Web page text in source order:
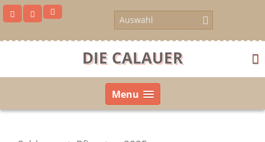
Skip
DIE CALAUER
Menu